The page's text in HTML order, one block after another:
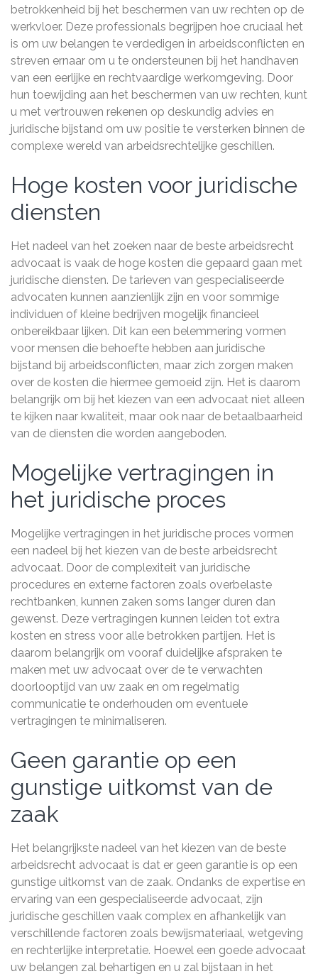
betrokkenheid bij het beschermen van uw rechten op de
werkvloer. Deze professionals begrijpen hoe cruciaal het
is om uw belangen te verdedigen in arbeidsconflicten en
streven ernaar om u te ondersteunen bij het handhaven
van een eerlijke en rechtvaardige werkomgeving. Door
hun toewijding aan het beschermen van uw rechten, kunt
u met vertrouwen rekenen op deskundig advies en
juridische bijstand om uw positie te versterken binnen de
complexe wereld van arbeidsrechtelijke geschillen.
Hoge kosten voor juridische
diensten
Het nadeel van het zoeken naar de beste arbeidsrecht
advocaat is vaak de hoge kosten die gepaard gaan met
juridische diensten. De tarieven van gespecialiseerde
advocaten kunnen aanzienlijk zijn en voor sommige
individuen of kleine bedrijven mogelijk financieel
onbereikbaar lijken. Dit kan een belemmering vormen
voor mensen die behoefte hebben aan juridische
bijstand bij arbeidsconflicten, maar zich zorgen maken
over de kosten die hiermee gemoeid zijn. Het is daarom
belangrijk om bij het kiezen van een advocaat niet alleen
te kijken naar kwaliteit, maar ook naar de betaalbaarheid
van de diensten die worden aangeboden.
Mogelijke vertragingen in
het juridische proces
Mogelijke vertragingen in het juridische proces vormen
een nadeel bij het kiezen van de beste arbeidsrecht
advocaat. Door de complexiteit van juridische
procedures en externe factoren zoals overbelaste
rechtbanken, kunnen zaken soms langer duren dan
gewenst. Deze vertragingen kunnen leiden tot extra
kosten en stress voor alle betrokken partijen. Het is
daarom belangrijk om vooraf duidelijke afspraken te
maken met uw advocaat over de te verwachten
doorlooptijd van uw zaak en om regelmatig
communicatie te onderhouden om eventuele
vertragingen te minimaliseren.
Geen garantie op een
gunstige uitkomst van de
zaak
Het belangrijkste nadeel van het kiezen van de beste
arbeidsrecht advocaat is dat er geen garantie is op een
gunstige uitkomst van de zaak. Ondanks de expertise en
ervaring van een gespecialiseerde advocaat, zijn
juridische geschillen vaak complex en afhankelijk van
verschillende factoren zoals bewijsmateriaal, wetgeving
en rechterlijke interpretatie. Hoewel een goede advocaat
uw belangen zal behartigen en u zal bijstaan in het